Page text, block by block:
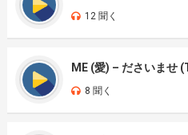
12 聞く
ME (愛) – ださいませ
8 聞く